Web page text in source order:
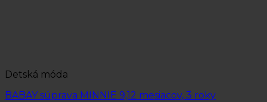
Detská móda
BABAY súprava MINNIE 9,12 mesiacov, 3 roky